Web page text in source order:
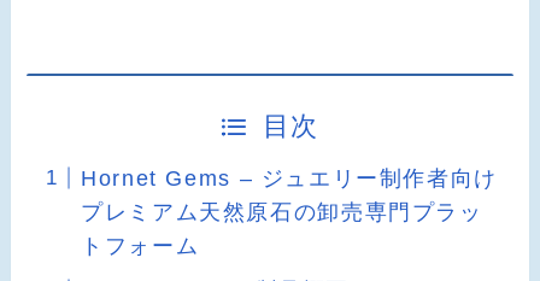
目次
Hornet Gems – ジュエリー制作者向け
プレミアム天然原石の卸売専門プラッ
トフォーム